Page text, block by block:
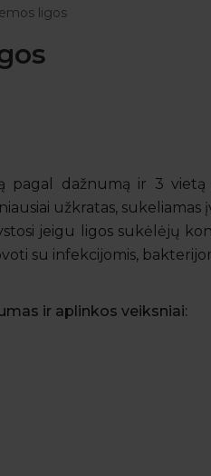
ligos
pagal dažnumą ir 3
užkratas,
jeigu ligos sukėlėjų
su infekcijomis,
ir aplinkos veiksniai: